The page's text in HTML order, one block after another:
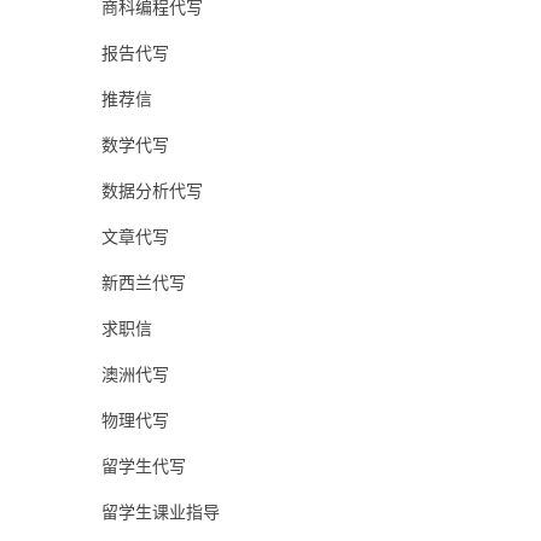
商科编程代写
报告代写
推荐信
数学代写
数据分析代写
文章代写
新西兰代写
求职信
澳洲代写
物理代写
留学生代写
留学生课业指导